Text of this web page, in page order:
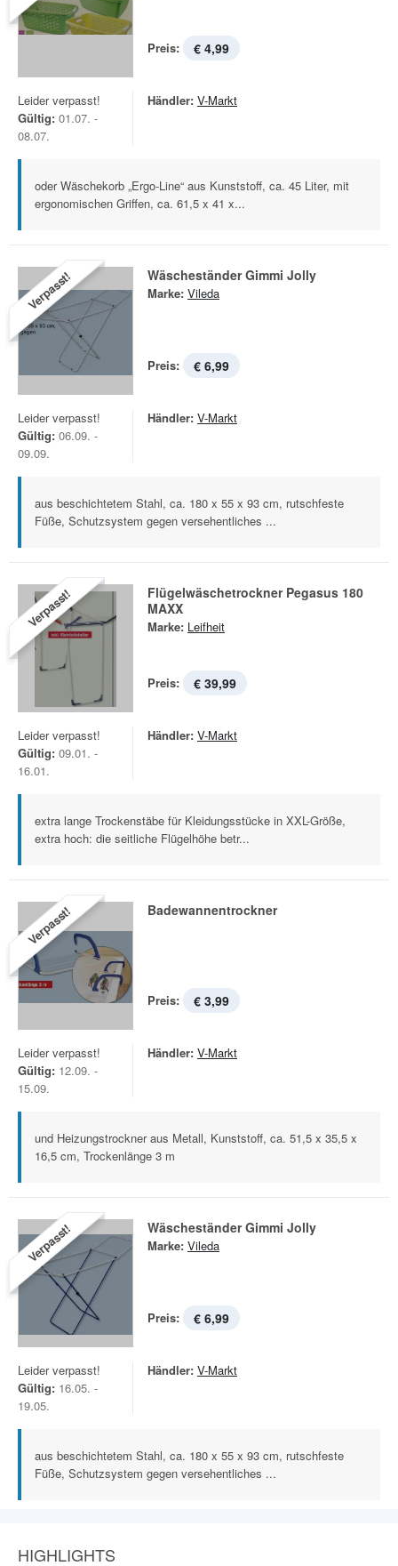
Preis: € 4,99
Leider verpasst!
Gültig: 01.07. -
08.07.
Händler: V-Markt
oder Wäschekorb „Ergo-Line“ aus Kunststoff, ca. 45 Liter, mit
ergonomischen Griffen, ca. 61,5 x 41 x...
Verpasst! Wäscheständer Gimmi Jolly
Marke: Vileda
Preis: € 6,99
Leider verpasst!
Gültig: 06.09. -
09.09.
Händler: V-Markt
aus beschichtetem Stahl, ca. 180 x 55 x 93 cm, rutschfeste
Füße, Schutzsystem gegen versehentliches ...
Verpasst!
Flügelwäschetrockner Pegasus 180
MAXX
Marke: Leifheit
Preis: € 39,99
Leider verpasst!
Gültig: 09.01. -
16.01.
Händler: V-Markt
extra lange Trockenstäbe für Kleidungsstücke in XXL-Größe,
extra hoch: die seitliche Flügelhöhe betr...
Verpasst! Badewannentrockner
Preis: € 3,99
Leider verpasst!
Gültig: 12.09. -
15.09.
Händler: V-Markt
und Heizungstrockner aus Metall, Kunststoff, ca. 51,5 x 35,5 x
16,5 cm, Trockenlänge 3 m
Verpasst! Wäscheständer Gimmi Jolly
Marke: Vileda
Preis: € 6,99
Leider verpasst!
Gültig: 16.05. -
19.05.
Händler: V-Markt
aus beschichtetem Stahl, ca. 180 x 55 x 93 cm, rutschfeste
Füße, Schutzsystem gegen versehentliches ...
HIGHLIGHTS